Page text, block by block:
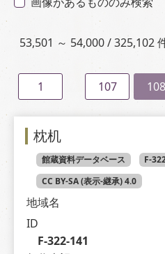
53,501 ～ 54,000 / 325,102
1 107 108
枕机
館蔵資料データベース
F-
CC BY-SA (表示-継承) 4.0
地域名
ID
F-322-141